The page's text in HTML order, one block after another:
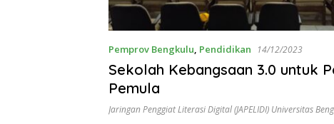
Pemprov Bengkulu, Pendidikan 14/12/2023
Sekolah Kebangsaan 3.0 untuk
Pemula
Jaringan Penggiat Literasi Digital (JAPELIDI) Universitas